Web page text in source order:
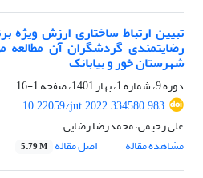
تبیین ارتباط ساختاری ارزش ویژه
رضایتمندی گردشگران آن مطالعه
شهرستان خور و بیابانک
دوره 9، شماره 1، بهار 1401، صفحه
1-16
10.22059/jut.2022.334580.983
علی رحیمی، محمدرضا رضایی
مشاهده مقاله
اصل مقاله 5.79 M